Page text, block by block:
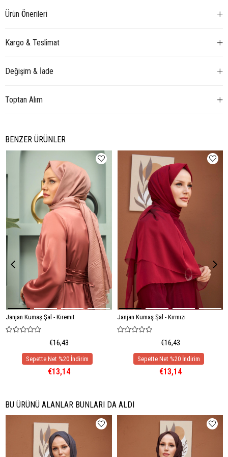
Ürün Önerileri
Kargo & Teslimat
Değişim & İade
Toptan Alım
BENZER ÜRÜNLER
Janjan Kumaş Şal - Kiremit
€16,43
€13,14
Janjan Kumaş Şal - Kırmızı
€16,43
€13,14
BU ÜRÜNÜ ALANLAR BUNLARI DA ALDI